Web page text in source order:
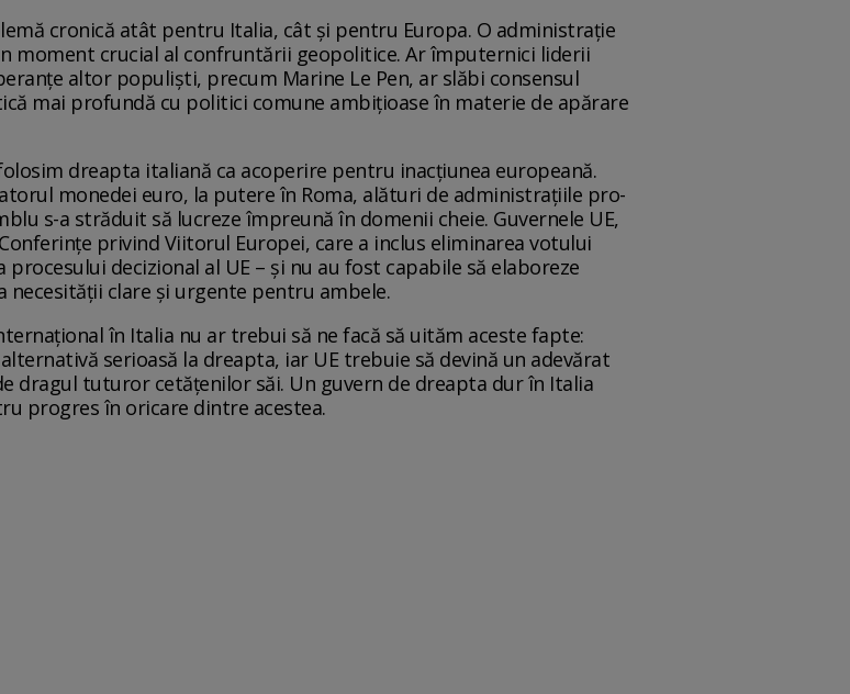
cronică atât pentru Italia, cât şi pentru Europa. O administrație
moment crucial al confruntării geopolitice. Ar împuternici liderii
altor populiști, precum Marine Le Pen, ar slăbi consensul
mai profundă cu politici comune ambițioase în materie de apărare
dreapta italiană ca acoperire pentru inacțiunea europeană.
monedei euro, la putere în Roma, alături de administrațiile pro-
s-a străduit să lucreze împreună în domenii cheie. Guvernele UE,
privind Viitorul Europei, care a inclus eliminarea votului
decizional al UE – și nu au fost capabile să elaboreze
necesităţii clare şi urgente pentru ambele.
în Italia nu ar trebui să ne facă să uităm aceste fapte:
serioasă la dreapta, iar UE trebuie să devină un adevărat
dragul tuturor cetățenilor săi. Un guvern de dreapta dur în Italia
progres în oricare dintre acestea.